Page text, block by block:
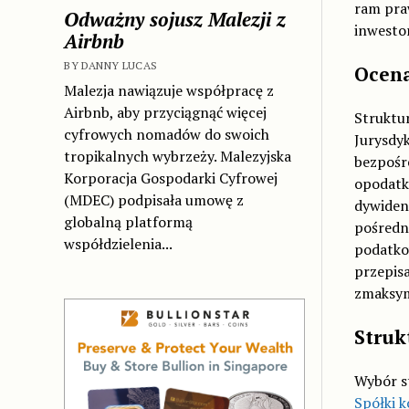
Odważny sojusz Malezji z
Airbnb
BY DANNY LUCAS
Malezja nawiązuje współpracę z
Airbnb, aby przyciągnąć więcej
cyfrowych nomadów do swoich
tropikalnych wybrzeży. Malezyjska
Korporacja Gospodarki Cyfrowej
(MDEC) podpisała umowę z
globalną platformą
współdzielenia...
ram
Wybór
Spółki